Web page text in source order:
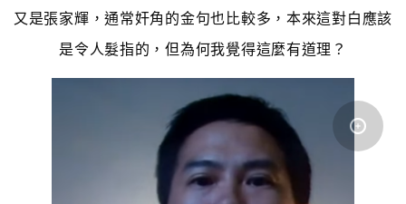
又是張家輝，通常奸角的金句也比較多，本來這對白應該
是令人髮指的，但為何我覺得這麼有道理？